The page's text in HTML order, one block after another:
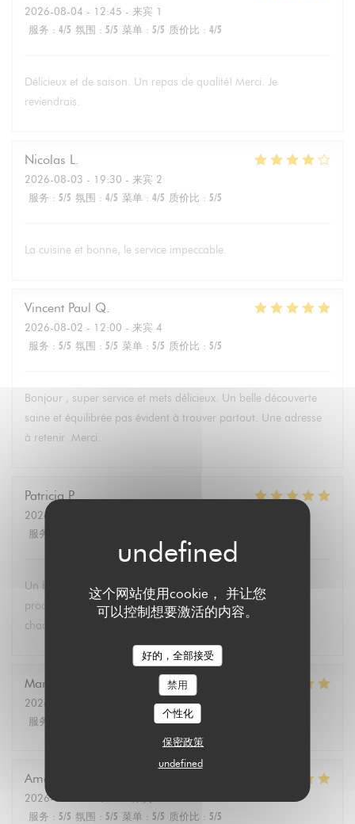
这个网站使用cookie， 并让您
可以控制想要激活的内容。
好的，全部接受
禁用
个性化
保密政策
undefined
2026-08-04 - 12:45 - 来宾 1
服务 : 4/5 氛围 : 5/5 菜单 : 5/5 质价比 : 4/5
Délicieux et de saison. Un repas de qualité! Merci. Je
reviendrais.
Nicolas L
2026-08-03 - 19:30 - 来宾 2
服务 : 5/5 氛围 : 4/5 菜单 : 4/5 质价比 : 5/5
La cuisine et bonne, le service impeccable.
Vincent Paul Q
2026-08-02 - 12:00 - 来宾 4
服务 : 5/5 氛围 : 5/5 菜单 : 5/5 质价比 : 5/5
Bonjour , super service et mets délicieux. Un belle découverte
saine et équilibrée pas évident à trouver partout. Une adresse
à retenir .Merci.
Patricia P
2026-08-02
服务
Un brunch dominical excellent avec un buffet de qualité de
produits végétariens et bio. Tous les convives se régalent à
chaque fois.
Marie Christine
2026-08-02
- 13:30 - 来宾 2
服务
5/5 质价比:
Amélie
2026-08-01
服务 : 5/5 氛围 : 5/5 菜单 : 5/5 质价比 : 5/5